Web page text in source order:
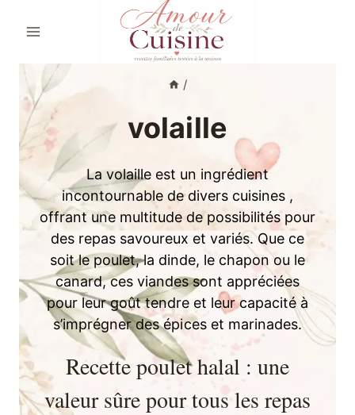
/
volaille
La volaille est un ingrédient
incontournable de divers cuisines ,
offrant une multitude de possibilités pour
des repas savoureux et variés. Que ce
soit le poulet, la dinde, le chapon ou le
canard, ces viandes sont appréciées
pour leur goût tendre et leur capacité à
s’imprégner des épices et marinades.
Recette poulet halal : une
valeur sûre pour tous les repas